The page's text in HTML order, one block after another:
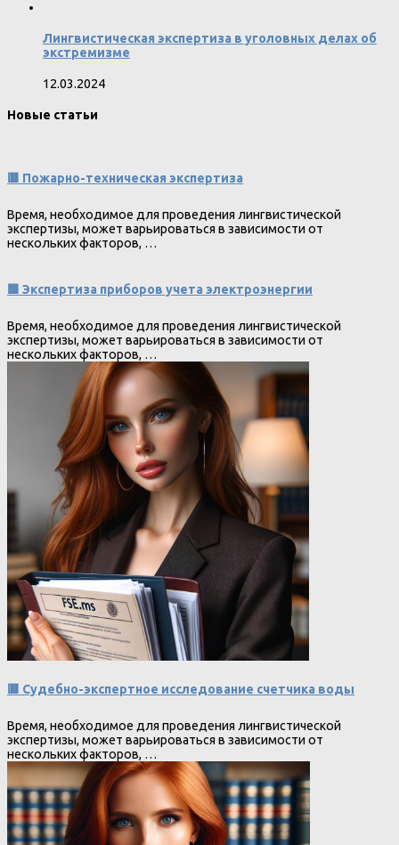
Лингвистическая экспертиза в уголовных делах об
экстремизме
12.03.2024
Новые статьи
🟥 Пожарно-техническая экспертиза
Время, необходимое для проведения лингвистической
экспертизы, может варьироваться в зависимости от
нескольких факторов, …
🟩 Экспертиза приборов учета электроэнергии
Время, необходимое для проведения лингвистической
экспертизы, может варьироваться в зависимости от
нескольких факторов, …
🟥 Судебно-экспертное исследование счетчика воды
Время, необходимое для проведения лингвистической
экспертизы, может варьироваться в зависимости от
нескольких факторов, …